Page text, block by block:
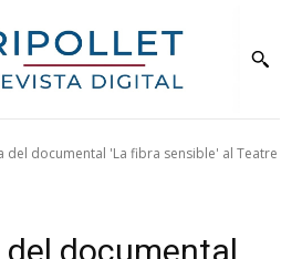
del documental 'La fibra sensible' al Teatre
del documental